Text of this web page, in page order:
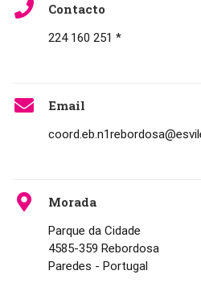
Contacto
224 160 251 *
Email
Morada
Parque da Cidade
4585-359 Rebordosa
Paredes - Portugal